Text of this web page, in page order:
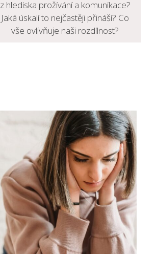
z hlediska prožívání a komunikace?
Jaká úskalí to nejčastěji přináší? Co
vše ovlivňuje naši rozdílnost?